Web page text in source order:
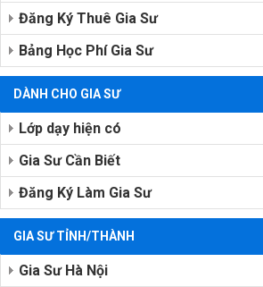
Đăng Ký Thuê Gia Sư
Bảng Học Phí Gia Sư
DÀNH CHO GIA SƯ
Lớp dạy hiện có
Gia Sư Cần Biết
Đăng Ký Làm Gia Sư
GIA SƯ TỈNH/THÀNH
Gia Sư Hà Nội